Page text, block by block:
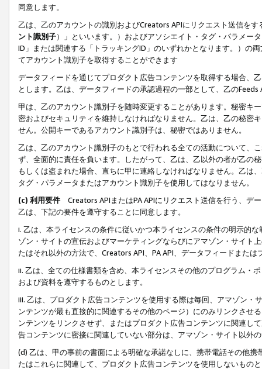
同意します。
乙は、乙のアカウントの識別およびCreators APIにリクエスト送信を
ント識別子）」といいます。）およびアソシエイト・タグ・パラメー
ID」または関連する「トラッキングID」のいずれかとなります。）の
てアカウント識別子を取得することができます
データフィードを通じてプロダクト広告コンテンツを取得する場合、
とします。乙は、データフィードの承認過程の一部として、乙の
甲は、乙のアカウント識別子を随時変更することがあります。秘密キ
密およびセキュリティを維持しなければなりません。乙は、乙の秘密
せん。公開キーであるアカウント識別子は、秘密ではありません。
乙は、乙のアカウント識別子のもとで行われる全ての活動について、
ず、全面的に責任を負います。したがって、乙は、乙以外の者が乙の
もしくは盗まれた場合、直ちに甲に連絡しなければなりません。乙は
タグ・パラメータまたはアカウント識別子を使用してはなりません。
(c) 利用要件 Creators APIまたはPA APIにリクエスト送信を行う、デ
乙は、下記の要件を遵守することに同意します。
i. 乙は、本ライセンスの条件に従いかつ本ライセンスの条件の明示的
ゾン・サイトの宣伝およびマーケティングならびにアマゾン・サイト
たはそれ以外の方法で、Creators API、PA API、データフィードまた
ii. 乙は、全ての仕様書類を含め、本ライセンスその他のプログラム・
および資料を遵守するものとします。
iii. 乙は、プロダクト広告コンテンツを使用する際は毎回、アマゾン
ンテンツが最も直接的に関連するその他のページ）にのみリンクさせ
ンテンツをリンクさせず、またはプロダクト広告コンテンツに関連し
告コンテンツに密接に関連していない部分は、アマゾン・サイト以外
(d) 乙は、甲の事前の書面による明確な承諾なしに、携帯電話その他
たはこれらに関連して、プロダクト広告コンテンツを使用しないもの